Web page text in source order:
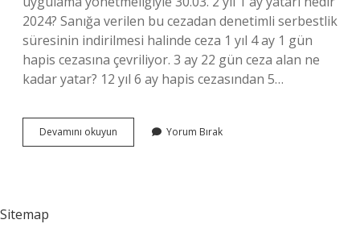
2024? Sanığa verilen bu cezadan denetimli serbestlik
süresinin indirilmesi halinde ceza 1 yıl 4 ay 1 gün
hapis cezasına çevriliyor. 3 ay 22 gün ceza alan ne
kadar yatar? 12 yıl 6 ay hapis cezasından 5…
Devamını okuyun
Yasada
Yorum Bırak
Sitemap